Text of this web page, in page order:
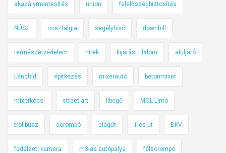
akadálymentesítés union felelősségbiztosítás
NÚSZ nosztalgia segélyhívó downhill
természetvédelem hírek kijárási tilalom aluljáró
Lánchíd építkezés mixerautó betonmixer
mixerkocsi street art libegő MOL Limo
trolibusz sorompó alagút 1-es út BKV
fedélzeti kamera m3-as autópálya félsorompó